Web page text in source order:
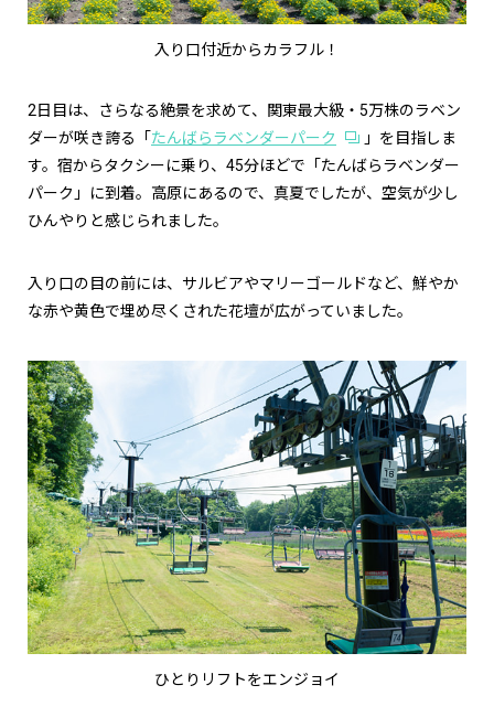
入り口付近からカラフル！
2日目は、さらなる絶景を求めて、関東最大級・5万株のラベン
ダーが咲き誇る「 たんばらラベンダーパーク
」を目指しま
す。宿からタクシーに乗り、45分ほどで「たんばらラベンダー
パーク」に到着。高原にあるので、真夏でしたが、空気が少し
ひんやりと感じられました。
入り口の目の前には、サルビアやマリーゴールドなど、鮮やか
な赤や黄色で埋め尽くされた花壇が広がっていました。
ひとりリフトをエンジョイ